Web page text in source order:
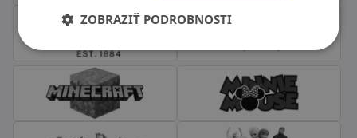
ZOBRAZIŤ PODROBNOSTI